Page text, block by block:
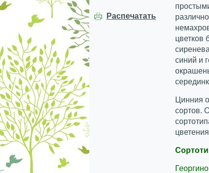
Распечатать
цветков
синий и
Цинния
сортов.